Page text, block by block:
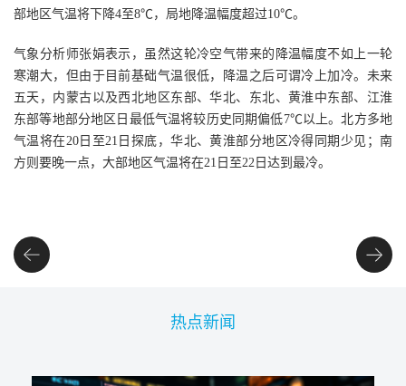
部地区气温将下降4至8℃，局地降温幅度超过10℃。
气象分析师张娟表示，虽然这轮冷空气带来的降温幅度不如上一轮
寒潮大，但由于目前基础气温很低，降温之后可谓冷上加冷。未来
五天，内蒙古以及西北地区东部、华北、东北、黄淮中东部、江淮
东部等地部分地区日最低气温将较历史同期偏低7℃以上。北方多地
气温将在20日至21日探底，华北、黄淮部分地区冷得同期少见；南
方则要晚一点，大部地区气温将在21日至22日达到最冷。
热点新闻